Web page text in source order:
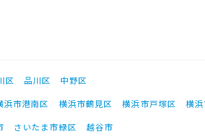
区 品川区
中野区
浜市港南区 横浜市鶴見区 横浜市戸塚区
横
さいたま市緑区
越谷市